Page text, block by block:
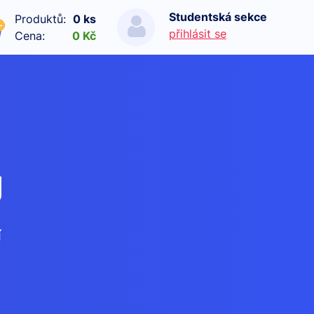
Produktů: 0 ks
Cena:
0 Kč
Studentská sekce
přihlásit se